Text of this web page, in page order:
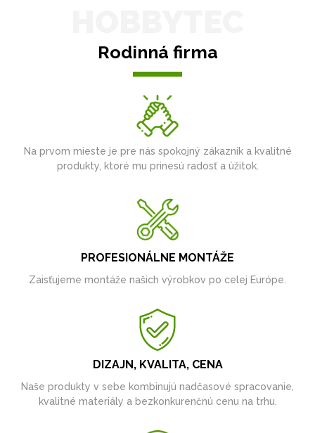
Rodinná firma
Na prvom mieste je pre nás spokojný zákazník a kvalitné
produkty, ktoré mu prinesú radosť a úžitok.
PROFESIONÁLNE MONTÁŽE
Zaisťujeme montáže našich výrobkov po celej Európe.
DIZAJN, KVALITA, CENA
Naše produkty v sebe kombinujú nadčasové spracovanie,
kvalitné materiály a bezkonkurenčnú cenu na trhu.